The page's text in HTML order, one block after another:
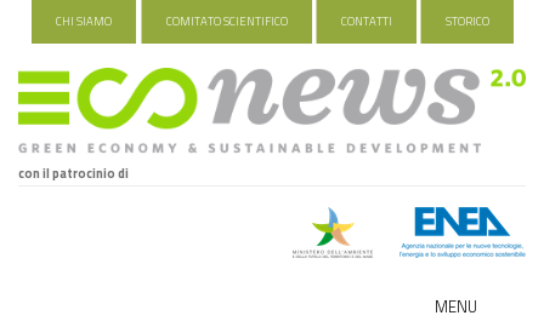
CHI SIAMO COMITATO SCIENTIFICO CONTATTI STORICO
con il patrocinio di
MENU